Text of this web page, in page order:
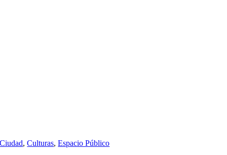
Ciudad,Culturas,Espacio Público